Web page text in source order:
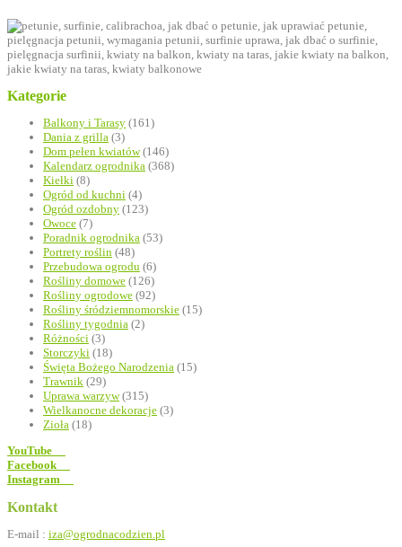
Kategorie
Balkony i Tarasy (161)
Dania z grilla (3)
Dom pełen kwiatów(146)
Kalendarz ogrodnika (368)
Kiełki (8)
Ogród od kuchni (4)
Ogród ozdobny (123)
Owoce (7)
Poradnik ogrodnika (53)
Portrety roślin (48)
Przebudowa ogrodu (6)
Rośliny domowe (126)
Rośliny ogrodowe (92)
Rośliny śródziemnomorskie (15)
Rośliny tygodnia (2)
Różności (3)
Storczyki (18)
Święta Bożego Narodzenia (15)
Trawnik (29)
Uprawa warzyw(315)
Wielkanocne dekoracje (3)
Zioła (18)
YouTube
Facebook
Instagram
Kontakt
E-mail : iza@ogrodnacodzien.pl